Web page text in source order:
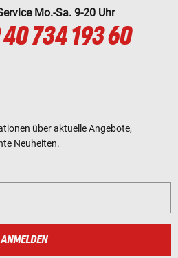
Mo.-Sa. 9-20 Uhr
734 193 60
über aktuelle Angebote,
Neuheiten.
ANMELDEN